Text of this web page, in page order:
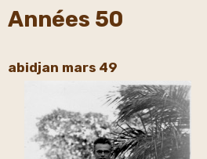
Années 50
abidjan mars 49